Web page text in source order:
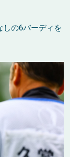
しの6バーディを